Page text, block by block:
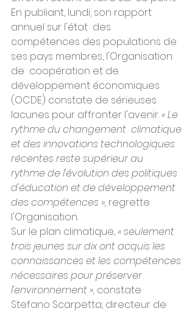
En publiant, lundi, son rapport
annuel sur l'état  des
compétences des populations de
ses pays membres, l'Organisation
de  coopération et de
développement économiques
(OCDE) constate de sérieuses
lacunes pour affronter l'avenir. « Le
rythme du changement  climatique
et des innovations technologiques
récentes reste supérieur au
rythme de l'évolution des politiques
d'éducation et de développement
des compétences », regrette
l'Organisation.
Sur le plan climatique, « seulement
trois jeunes sur dix ont acquis les
connaissances et les compétences
nécessaires pour préserver
l'environnement », constate
Stefano Scarpetta, directeur de